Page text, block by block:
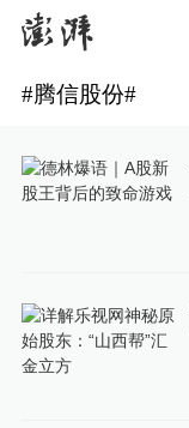
#腾信股份#